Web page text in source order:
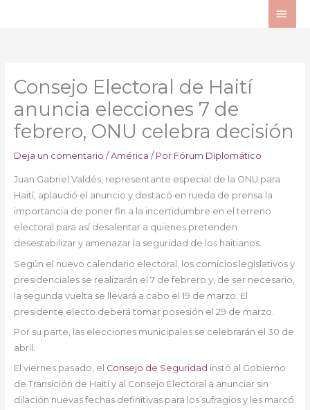
Consejo Electoral de Haití
anuncia elecciones 7 de
febrero, ONU celebra decisión
Deja un comentario / América / Por Fórum Diplomático
Juan Gabriel Valdés, representante especial de la ONU para
Haití, aplaudió el anuncio y destacó en rueda de prensa la
importancia de poner fin a la incertidumbre en el terreno
electoral para así desalentar a quienes pretenden
desestabilizar y amenazar la seguridad de los haitianos.
Según el nuevo calendario electoral, los comicios legislativos y
presidenciales se realizarán el 7 de febrero y, de ser necesario,
la segunda vuelta se llevará a cabo el 19 de marzo. El
presidente electo deberá tomar posesión el 29 de marzo.
Por su parte, las elecciones municipales se celebrarán el 30 de
abril.
El viernes pasado, el Consejo de Seguridad instó al Gobierno
de Transición de Haití y al Consejo Electoral a anunciar sin
dilación nuevas fechas definitivas para los sufragios y les marcó